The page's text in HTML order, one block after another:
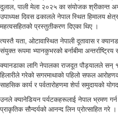
दुलाल, पाली मेला २०२५ का संयोजक श्रीकान्त
उपाध्यक्ष दिवस ढकालले नेपाल स्थित हिमालय
महत्वसहितको प्रस्तुतीकरण दिएका थिए ।
त्यस्तै यता, ओटावास्थित नेपाली दूतावास र
संयुक्त रूपमा भ्यानकुभरको बर्नाबीमा
क्यानडाका लागि नेपालका राजदूत पौड्यालले सन्
हिलारीले गरेको सगरमाथाको पहिलो सफल
साहसिक कार्य र पर्वतारोहणमा शेर्पा समुदायको
उनले क्यानेडियन पर्यटकहरूलाई नेपाल भ्रमण
प्राकृतिक सौन्दर्यको आनन्द लिन प्रोत्साहित गरे ।